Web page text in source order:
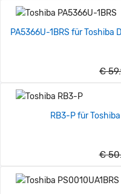
PA5366U-1BRS für Toshiba
€
RB3-P für
€